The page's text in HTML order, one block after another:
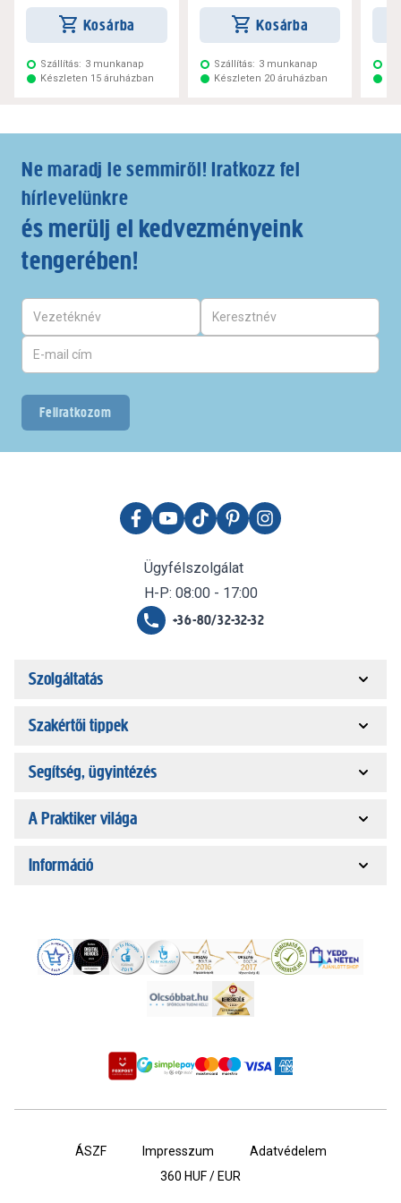
Kosárba
Szállítás: 3 munkanap
Készleten 15 áruházban
Kosárba
Szállítás: 3 munkanap
Készleten 20 áruházban
Ne maradj le semmiről! Iratkozz fel
hírlevelünkre
és merülj el kedvezményeink
tengerében!
Feliratkozom
Ügyfélszolgálat
H-P: 08:00 - 17:00
+36-80/32-32-32
Szolgáltatás
Szakértői tippek
Segítség, ügyintézés
A Praktiker világa
Információ
ÁSZF Impresszum
Adatvédelem
360 HUF / EUR